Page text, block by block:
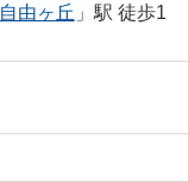
自由ヶ丘 」駅 徒歩1